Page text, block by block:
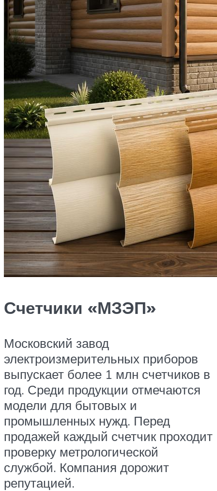
Счетчики «МЗЭП»
Московский завод
электроизмерительных приборов
выпускает более 1 млн счетчиков в
год. Среди продукции отмечаются
модели для бытовых и
промышленных нужд. Перед
продажей каждый счетчик проходит
проверку метрологической
службой. Компания дорожит
репутацией.